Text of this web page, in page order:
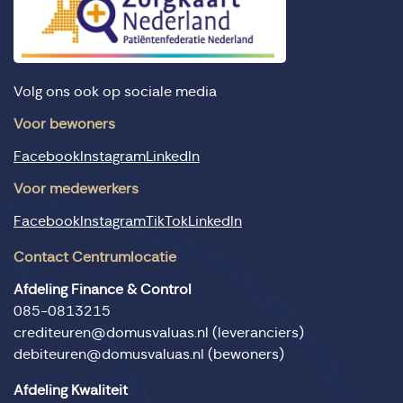
Volg ons ook op sociale media
Voor bewoners
FacebookInstagramLinkedIn
Voor medewerkers
FacebookInstagramTikTokLinkedIn
Contact Centrumlocatie
Afdeling Finance & Control
085-0813215
crediteuren@domusvaluas.nl (leveranciers)
debiteuren@domusvaluas.nl (bewoners)
Afdeling Kwaliteit